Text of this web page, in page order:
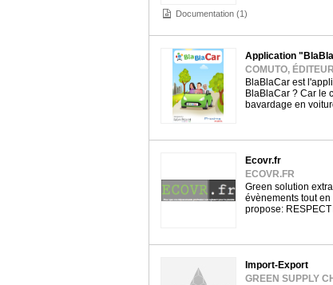
Documentation (1)
Application
COMUTO,
BlaBlaCar est
BlaBlaCar ? Car le
bavardage en
Ecovr.fr
ECOVR.FR
Green solution
évènements tout en
propose:
Import-Export
GREEN SUPPLY